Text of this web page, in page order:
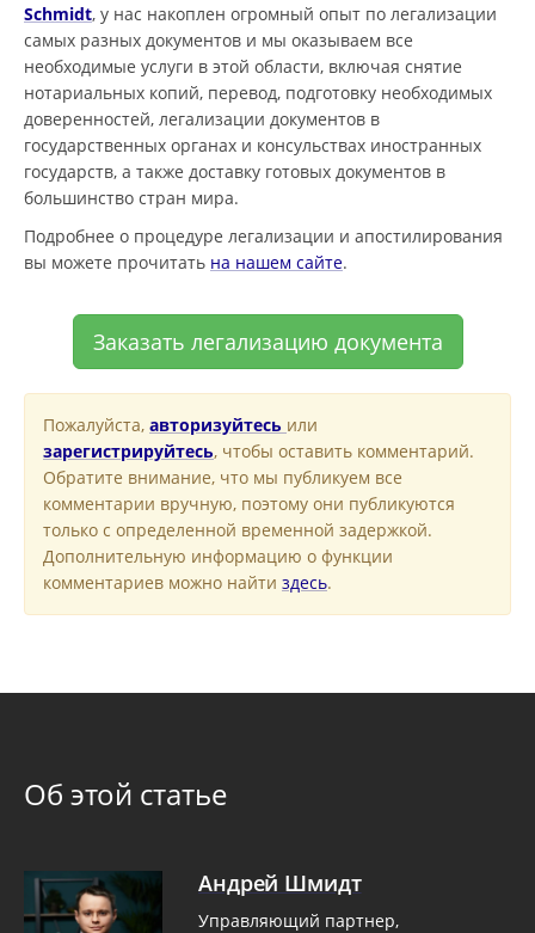
Schmidt, у нас накоплен огромный опыт по легализации
самых разных документов и мы оказываем все
необходимые услуги в этой области, включая снятие
нотариальных копий, перевод, подготовку необходимых
доверенностей, легализации документов в
государственных органах и консульствах иностранных
государств, а также доставку готовых документов в
большинство стран мира.
Подробнее о процедуре легализации и апостилирования
вы можете прочитать на нашем сайте.
Заказать легализацию документа
Пожалуйста, авторизуйтесь или
зарегистрируйтесь, чтобы оставить комментарий.
Обратите внимание, что мы публикуем все
комментарии вручную, поэтому они публикуются
только с определенной временной задержкой.
Дополнительную информацию о функции
комментариев можно найти здесь.
Об этой статье
Андрей Шмидт
Управляющий партнер,